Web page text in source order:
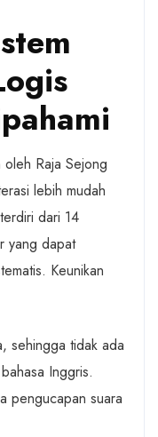
Raja Sejong
lebih mudah
dari 14
yang dapat
Keunikan
sehingga tidak ada
Inggris.
pengucapan suara